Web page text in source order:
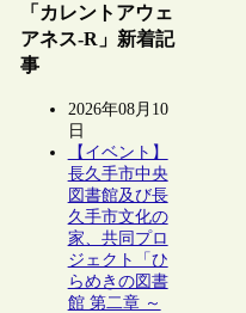
「カレントアウェ
アネス-R」新着記
事
2026年08月10
日
【イベント】
長久手市中央
図書館及び長
久手市文化の
家、共同プロ
ジェクト「ひ
らめきの図書
館 第二章 ～